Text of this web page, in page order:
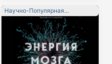
здоровьем
Научно-Популярная
Литература